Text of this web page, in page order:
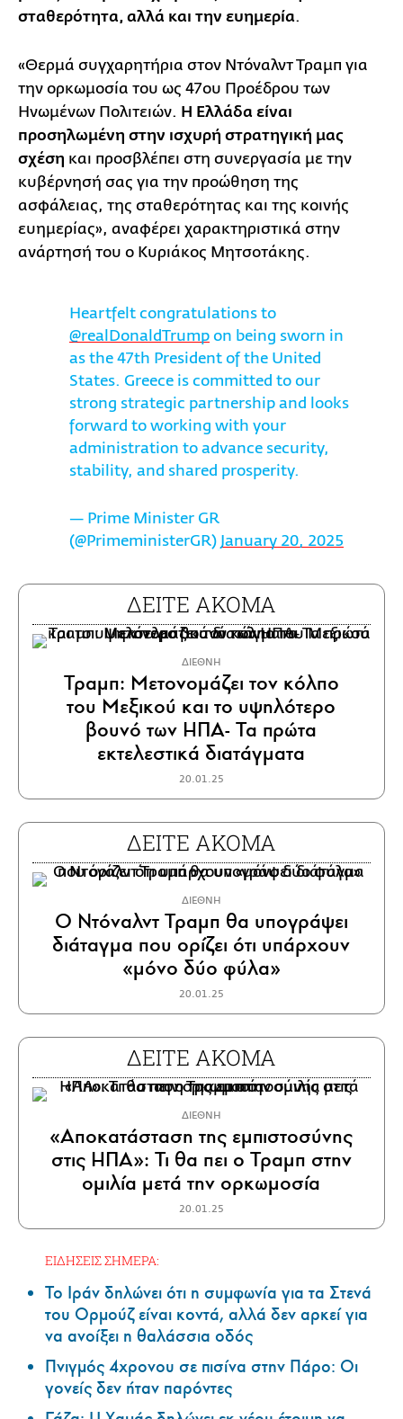
σταθερότητα, αλλά και την ευημερία.
«Θερμά συγχαρητήρια στον Ντόναλντ Τραμπ για
την ορκωμοσία του ως 47ου Προέδρου των
Ηνωμένων Πολιτειών. Η Ελλάδα είναι
προσηλωμένη στην ισχυρή στρατηγική μας
σχέση και προσβλέπει στη συνεργασία με την
κυβέρνησή σας για την προώθηση της
ασφάλειας, της σταθερότητας και της κοινής
ευημερίας», αναφέρει χαρακτηριστικά στην
ανάρτησή του ο Κυριάκος Μητσοτάκης.
Heartfelt congratulations to
@realDonaldTrump on being sworn in
as the 47th President of the United
States. Greece is committed to our
strong strategic partnership and looks
forward to working with your
administration to advance security,
stability, and shared prosperity.
— Prime Minister GR
(@PrimeministerGR) January 20, 2025
ΔΕΙΤΕ ΑΚΟΜΑ
ΔΙΕΘΝΗ
Τραμπ: Μετονομάζει τον κόλπο
του Μεξικού και το υψηλότερο
βουνό των ΗΠΑ- Τα πρώτα
εκτελεστικά διατάγματα
20.01.25
ΔΕΙΤΕ ΑΚΟΜΑ
ΔΙΕΘΝΗ
Ο Ντόναλντ Τραμπ θα υπογράψει
διάταγμα που ορίζει ότι υπάρχουν
«μόνο δύο φύλα»
20.01.25
ΔΕΙΤΕ ΑΚΟΜΑ
ΔΙΕΘΝΗ
«Αποκατάσταση της εμπιστοσύνης
στις ΗΠΑ»: Τι θα πει ο Τραμπ στην
ομιλία μετά την ορκωμοσία
20.01.25
ΕΙΔΗΣΕΙΣ ΣΗΜΕΡΑ:
Το Ιράν δηλώνει ότι η συμφωνία για τα Στενά
του Ορμούζ είναι κοντά, αλλά δεν αρκεί για
να ανοίξει η θαλάσσια οδός
Πνιγμός 4χρονου σε πισίνα στην Πάρο: Οι
γονείς δεν ήταν παρόντες